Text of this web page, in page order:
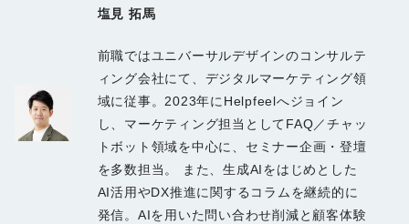
塩見 拓馬
前職ではユニバーサルデザインのコンサルテ
ィング会社にて、デジタルマーケティング領
域に従事。2023年にHelpfeelへジョイン
し、マーケティング担当としてFAQ／チャッ
トボット領域を中心に、セミナー企画・登壇
を多数担当。 また、生成AIをはじめとした
AI活用やDX推進に関するコラムを継続的に
発信。AIを用いた問い合わせ削減と顧客体験